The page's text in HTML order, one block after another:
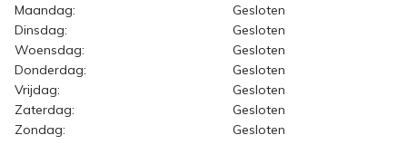
Maandag:
Gesloten
Dinsdag:
Gesloten
Woensdag:
Gesloten
Donderdag:
Gesloten
Vrijdag:
Gesloten
Zaterdag:
Gesloten
Zondag:
Gesloten